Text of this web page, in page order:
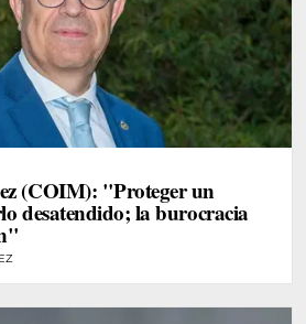
(COIM): "Proteger un
desatendido; la burocracia